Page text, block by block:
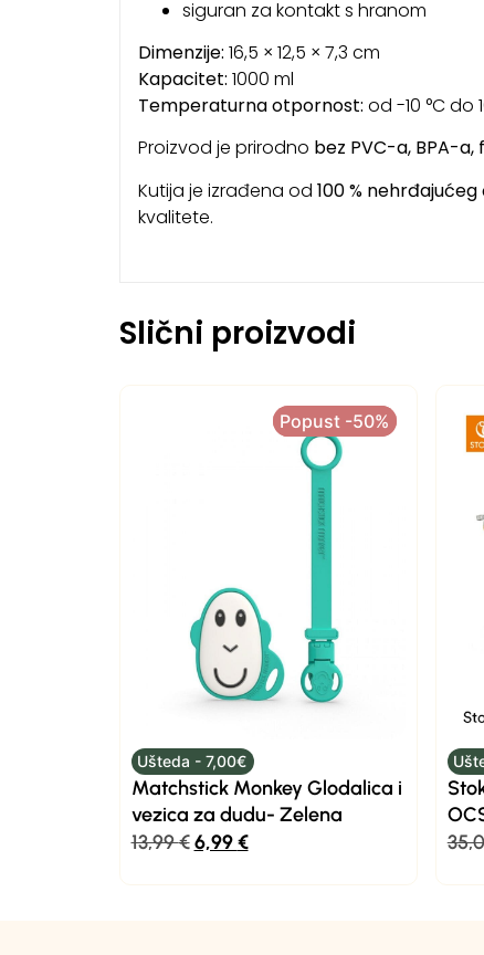
siguran za kontakt s hranom
Dimenzije: 16,5 × 12,5 × 7,3 cm
Kapacitet: 1000 ml
Temperaturna otpornost: od -10 °C do
Proizvod je prirodno bez PVC-a, BPA-
Kutija je izrađena od 100 %
kvalitete.
Slični proizvodi
Popust -50%
Popust -50%
Ušteda - 7,00€
Matchstick Monkey Glodalica i
vezica za dudu- Zelena
13,99€ 6,99€